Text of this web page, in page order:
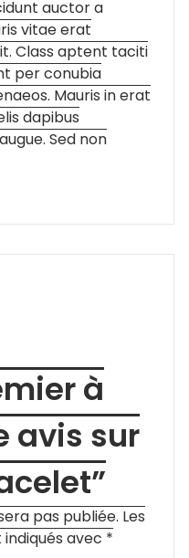
auctor a
vitae erat
Class aptent taciti
per conubia
Mauris in erat
dapibus
Sed non
à
avis sur
pas publiée. Les
avec *